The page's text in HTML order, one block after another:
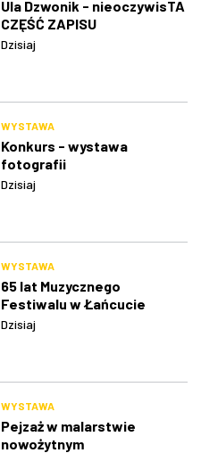
Ula Dzwonik - nieoczywisTA
CZĘŚĆ ZAPISU
Dzisiaj
WYSTAWA
Konkurs - wystawa
fotografii
Dzisiaj
WYSTAWA
65 lat Muzycznego
Festiwalu w Łańcucie
Dzisiaj
WYSTAWA
Pejzaż w malarstwie
nowożytnym